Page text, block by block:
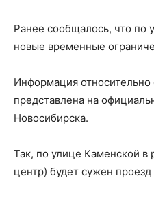
Ранее сообщалось, что по
новые временные
Информация
представлена на
Новосибирска.
Так, по улице Каменской
центр) будет сужен